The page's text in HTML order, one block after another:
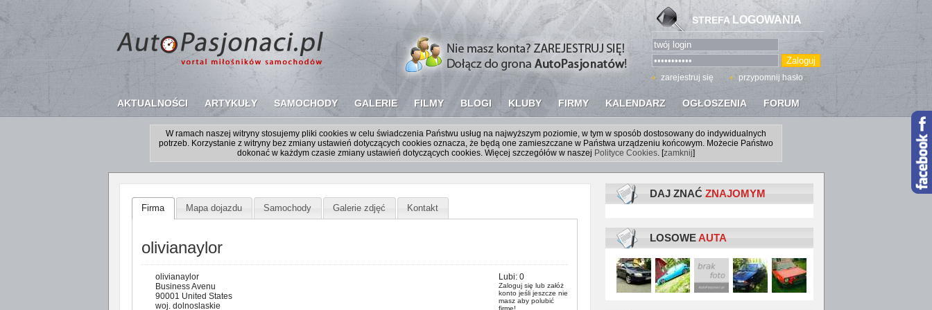
AKTUALNOŚCI ARTYKUŁY SAMOCHODY GALERIE FILMY BLOGI KLUBY FIRMY KALENDARZ OGŁOSZENIA FORUM
STREFA LOGOWANIA
zarejestruj się przypomnij hasło
W ramach naszej witryny stosujemy pliki cookies w celu świadczenia Państwu usług na najwyższym poziomie, w tym w sposób dostosowany do indywidualnych
potrzeb. Korzystanie z witryny bez zmiany ustawień dotyczących cookies oznacza, że będą one zamieszczane w Państwa urządzeniu końcowym. Możecie Państwo
dokonać w każdym czasie zmiany ustawień dotyczących cookies. Więcej szczegółów w naszej Polityce Cookies. [zamknij]
Firma Mapa dojazdu Samochody Galerie zdjęć Kontakt
olivianaylor
olivianaylor
Business Avenu
90001 United States
woj. dolnoslaskie
Lubi: 0
Zaloguj się lub załóż
kontojeśli jeszcze nie
masz aby polubić
firmę!
DAJ ZNAĆ ZNAJOMYM
LOSOWEAUTA